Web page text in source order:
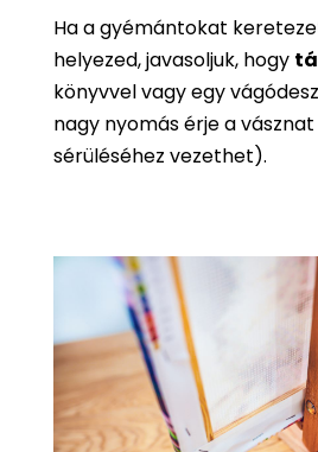
Ha a gyémántokat
helyezed, javasoljuk, hogy
könyvvel vagy egy
nagy nyomás érje a
sérüléséhez vezethet).